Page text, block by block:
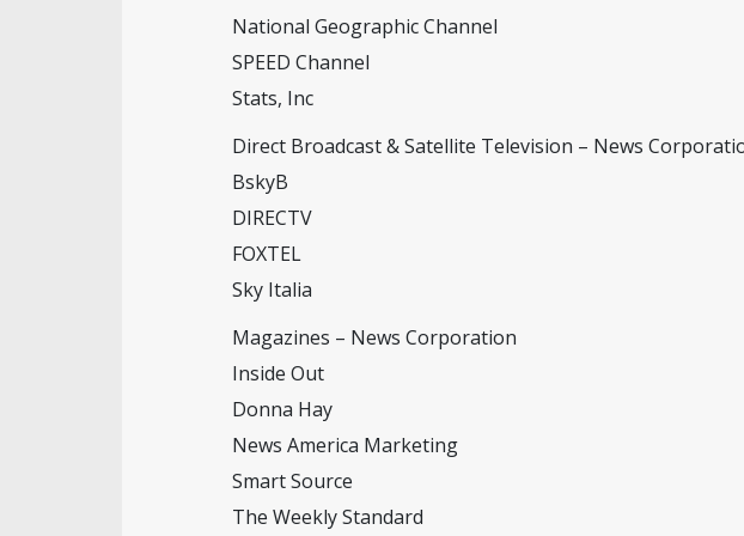
National Geographic Channel
SPEED Channel
Stats, Inc
Direct Broadcast & Satellite Television – News
BskyB
DIRECTV
FOXTEL
Sky Italia
Magazines – News Corporation
Inside Out
Donna Hay
News America Marketing
Smart Source
The Weekly Standard